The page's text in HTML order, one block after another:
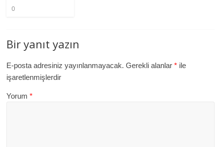
0
Bir yanıt yazın
E-posta adresiniz yayınlanmayacak. Gerekli alanlar* ile
işaretlenmişlerdir
Yorum*